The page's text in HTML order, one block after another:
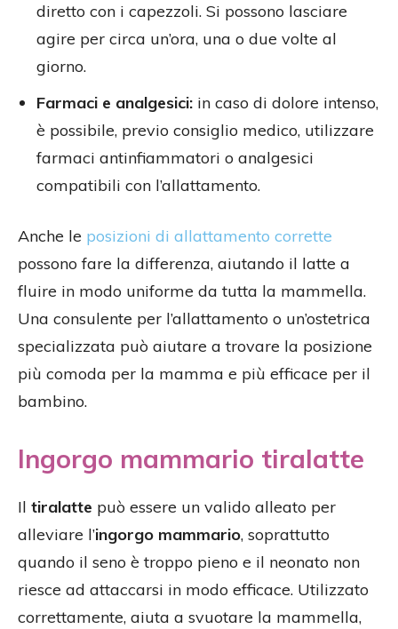
diretto con i capezzoli. Si possono lasciare
agire per circa un’ora, una o due volte al
giorno.
Farmaci e analgesici: in caso di dolore intenso,
è possibile, previo consiglio medico, utilizzare
farmaci antinfiammatori o analgesici
compatibili con l’allattamento.
Anche le posizioni di allattamento corrette
possono fare la differenza, aiutando il latte a
fluire in modo uniforme da tutta la mammella.
Una consulente per l’allattamento o un’ostetrica
specializzata può aiutare a trovare la posizione
più comoda per la mamma e più efficace per il
bambino.
Ingorgo mammario tiralatte
Il tiralatte può essere un valido alleato per
alleviare l’ingorgo mammario, soprattutto
quando il seno è troppo pieno e il neonato non
riesce ad attaccarsi in modo efficace. Utilizzato
correttamente, aiuta a svuotare la mammella,